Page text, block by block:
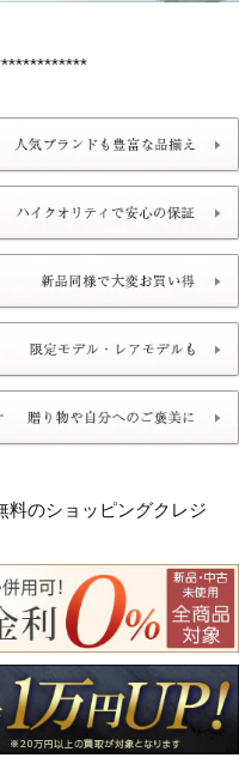
料のショッピングクレジ